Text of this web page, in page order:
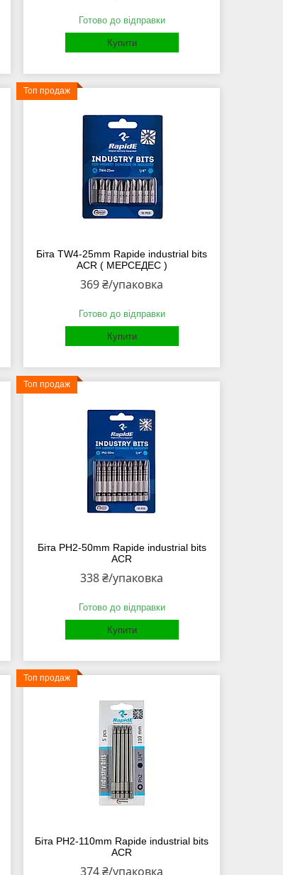
Готово до відправки
Купити
Топ продаж
Біта TW4-25mm Rapide industrial bits
ACR ( МЕРСЕДЕС )
369 ₴/упаковка
Готово до відправки
Купити
Топ продаж
Біта PH2-50mm Rapide industrial bits
ACR
338 ₴/упаковка
Готово до відправки
Купити
Топ продаж
Біта PH2-110mm Rapide industrial bits
ACR
374 ₴/упаковка